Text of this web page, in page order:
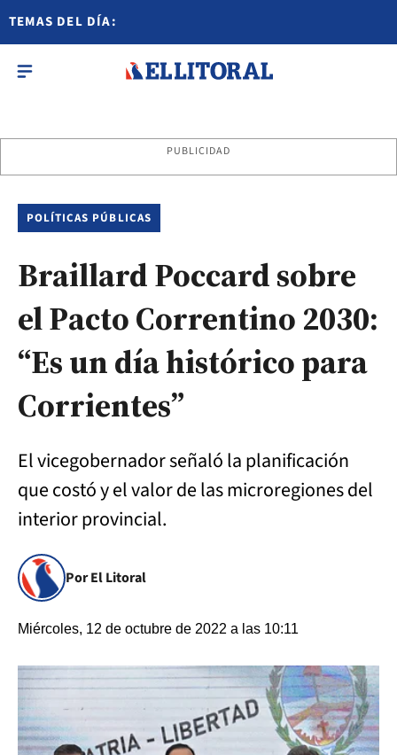
TEMAS DEL DÍA:
PUBLICIDAD
POLÍTICAS PÚBLICAS
Braillard Poccard sobre
el Pacto Correntino 2030:
“Es un día histórico para
Corrientes”
El vicegobernador señaló la planificación
que costó y el valor de las microregiones del
interior provincial.
Por El Litoral
Miércoles, 12 de octubre de 2022 a las 10:11